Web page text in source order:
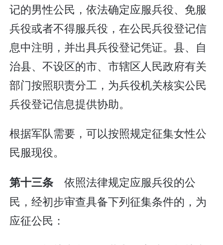
记的男性公民，依法确定应服兵役、免服
兵役或者不得服兵役，在公民兵役登记信
息中注明，并出具兵役登记凭证。县、自
治县、不设区的市、市辖区人民政府有关
部门按照职责分工，为兵役机关核实公民
兵役登记信息提供协助。
根据军队需要，可以按照规定征集女性公
民服现役。
第十三条 依照法律规定应服兵役的公
民，经初步审查具备下列征集条件的，为
应征公民：